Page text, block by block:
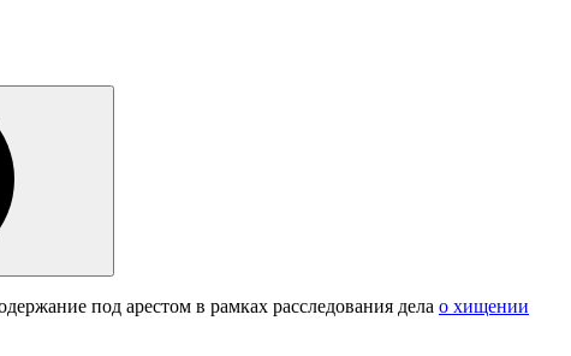
под арестом в рамках расследования дела о хищении